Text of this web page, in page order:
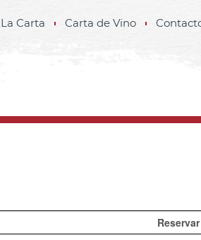
La Carta Carta de Vino